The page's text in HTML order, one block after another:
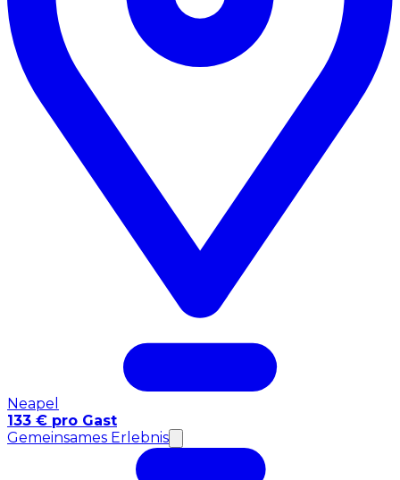
Neapel
133 € pro Gast
Gemeinsames Erlebnis